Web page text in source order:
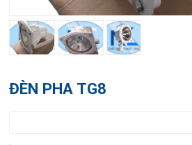
ĐÈN PHA TG8